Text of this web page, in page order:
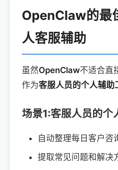
OpenClaw的最
人客服辅助
虽然OpenClaw不适合直
作为客服人员的个人辅助
场景1:客服人员的个
自动整理每日客户咨
提取常见问题和解决